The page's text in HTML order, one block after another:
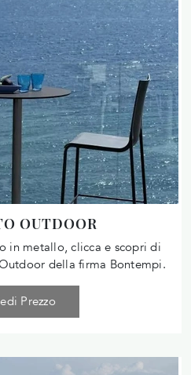
OUTDOOR
in metallo, clicca e scopri di
della firma Bontempi.
Prezzo